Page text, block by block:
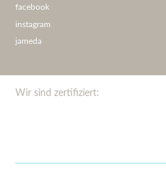
facebook
instagram
jameda
Wir sind zertifiziert: